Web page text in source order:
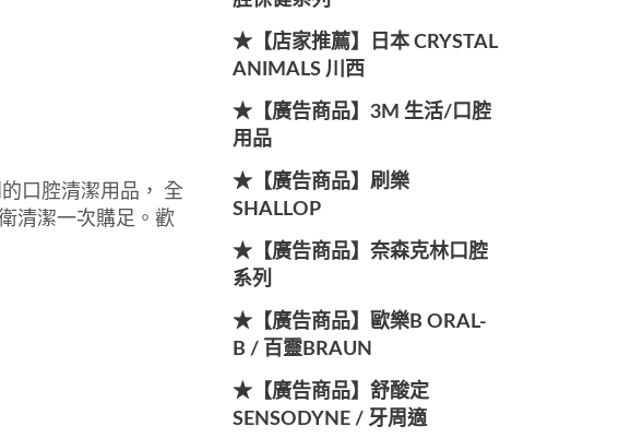
口腔清潔用品， 全
清潔一次購足。歡
★【店家推薦】日本 CRYSTAL
ANIMALS 川西
★【廣告商品】3M 生活/口腔
用品
★【廣告商品】刷樂
SHALLOP
★【廣告商品】奈森克林口腔
系列
★【廣告商品】歐樂B ORAL-
B / 百靈BRAUN
★【廣告商品】舒酸定
SENSODYNE / 牙周適